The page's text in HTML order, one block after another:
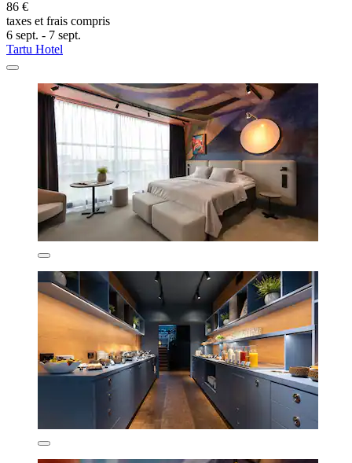
86 €
taxes et frais compris
6 sept. - 7 sept.
Tartu Hotel